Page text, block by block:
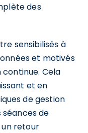
des
sensibilisés à
et motivés
Cela
et en
de gestion
séances de
un retour